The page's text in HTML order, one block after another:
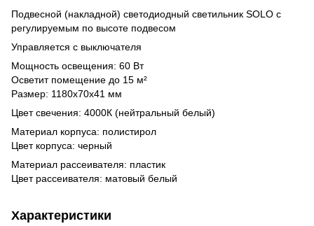
Подвесной (накладной) светодиодный светильник SOLO с
регулируемым по высоте подвесом
Управляется с выключателя
Мощность освещения: 60 Вт
Осветит помещение до 15 м²
Размер: 1180x70x41 мм
Цвет свечения: 4000К (нейтральный белый)
Материал корпуса: полистирол
Цвет корпуса: черный
Материал рассеивателя: пластик
Цвет рассеивателя: матовый белый
Характеристики